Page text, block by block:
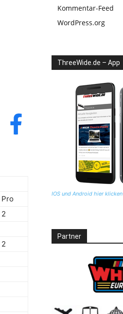
Kommentar-Feed
WordPress.org
ThreeWide.de – App
IOS und Android hier klicken
Partner